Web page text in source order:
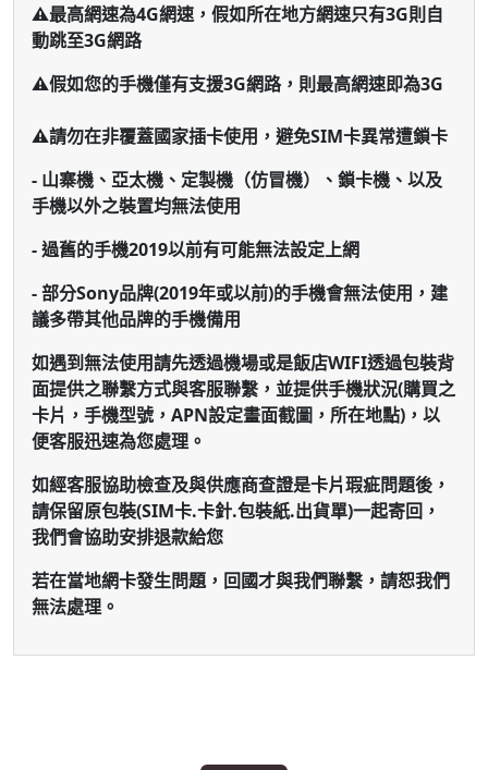
⚠️最高網速為4G網速，假如所在地方網速只有3G則自
動跳至3G網路
⚠️假如您的手機僅有支援3G網路，則最高網速即為3G
⚠️請勿在非覆蓋國家插卡使用，避免SIM卡異常遭鎖卡
- 山寨機、亞太機、定製機（仿冒機）、鎖卡機、以及
手機以外之裝置均無法使用
- 過舊的手機2019以前有可能無法設定上網
- 部分Sony品牌(2019年或以前)的手機會無法使用，建
議多帶其他品牌的手機備用
如遇到無法使用請先透過機場或是飯店WIFI透過包裝背
面提供之聯繫方式與客服聯繫，並提供手機狀況(購買之
卡片，手機型號，APN設定畫面截圖，所在地點)，以
便客服迅速為您處理。
如經客服協助檢查及與供應商查證是卡片瑕疵問題後 ，
請保留原包裝(SIM卡.卡針.包裝紙.出貨單)一起寄回，
我們會協助安排退款給您
若在當地網卡發生問題，回國才與我們聯繫，請恕我們
無法處理。